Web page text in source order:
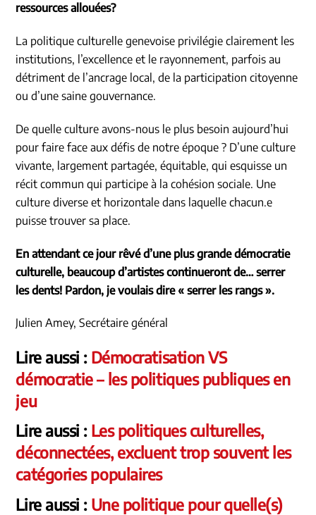
ressources allouées?
La politique culturelle genevoise privilégie clairement les
institutions, l’excellence et le rayonnement, parfois au
détriment de l’ancrage local, de la participation citoyenne
ou d’une saine gouvernance.
De quelle culture avons-nous le plus besoin aujourd’hui
pour faire face aux défis de notre époque ? D’une culture
vivante, largement partagée, équitable, qui esquisse un
récit commun qui participe à la cohésion sociale. Une
culture diverse et horizontale dans laquelle chacun.e
puisse trouver sa place.
En attendant ce jour rêvé d’une plus grande démocratie
culturelle, beaucoup d’artistes continueront de… serrer
les dents! Pardon, je voulais dire « serrer les rangs ».
Julien Amey, Secrétaire général
Lire aussi : Démocratisation VS
démocratie – les politiques publiques en
jeu
Lire aussi : Les politiques culturelles,
déconnectées, excluent trop souvent les
catégories populaires
Lire aussi : Une politique pour quelle(s)